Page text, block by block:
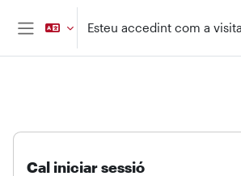
Ves al contingut principal
Esteu accedint com a
Cal iniciar sessió